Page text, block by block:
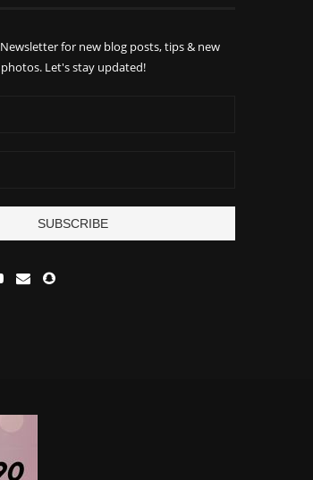
for new blog posts, tips & new
photos. Let's stay updated!